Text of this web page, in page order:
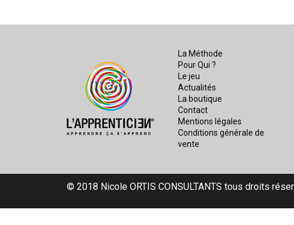
La Méthode
Pour Qui ?
Le jeu
Actualités
La boutique
Contact
Mentions légales
Conditions générale de
vente
© 2018 Nicole ORTIS CONSULTANTS tous droits